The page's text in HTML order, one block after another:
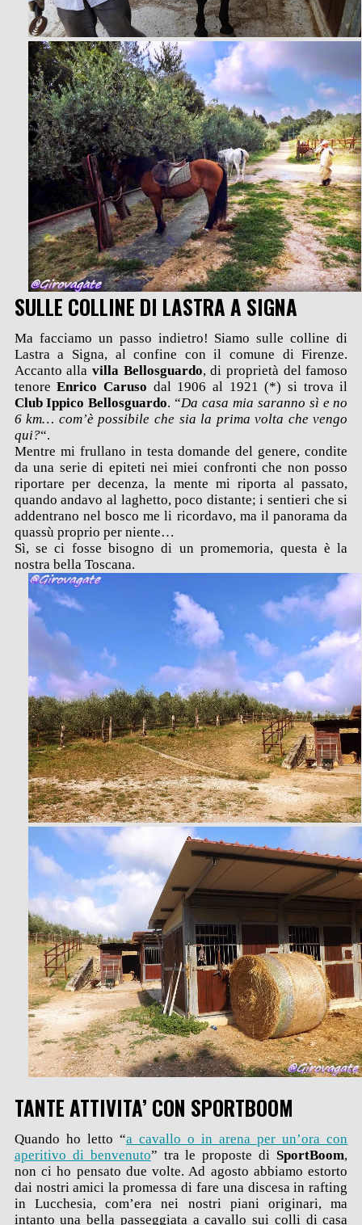
SULLE COLLINE DI LASTRA A SIGNA
Ma facciamo un passo indietro! Siamo sulle colline di
Lastra a Signa, al confine con il comune di Firenze.
Accanto alla villa Bellosguardo, di proprietà del famoso
tenoreEnrico Caruso dal 1906 al 1921 (*) si trova il
Club Ippico Bellosguardo. “Da casa mia saranno sì e no
6 km… com’è possibile che sia la prima volta che vengo
qui?“.
Mentre mi frullano in testa domande del genere, condite
da una serie di epiteti nei miei confronti che non posso
riportare per decenza, la mente mi riporta al passato,
quando andavo al laghetto, poco distante; i sentieri che si
addentrano nel bosco me li ricordavo, ma il panorama da
quassù proprio per niente…
Sì, se ci fosse bisogno di un promemoria, questa è la
nostra bella Toscana.
TANTE ATTIVITA’ CON SPORTBOOM
Quando ho letto “a cavallo o in arena per un’ora con
aperitivo di benvenuto” tra le proposte di SportBoom,
non ci ho pensato due volte. Ad agosto abbiamo estorto
dai nostri amici la promessa di fare una discesa in rafting
in Lucchesia, com’era nei nostri piani originari, ma
intanto una bella passeggiata a cavallo sui colli di casa